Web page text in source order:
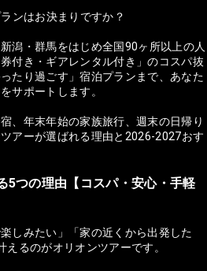
ンはお決まりですか？
潟・群馬をはじめ全国90ヶ所以上の人
付き・ギアレンタル付き」のコスパ抜
たり過ごす」宿泊プランまで、あなた
サポートします。
、年末年始の家族旅行、週末の日帰り
アーが選ばれる理由と2026-2027おす
5つの理由【コスパ・安心・手軽
しみたい」「家の近くから出発した
るのがオリオンツアーです。